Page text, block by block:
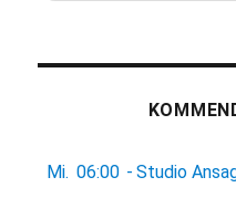
Mi. 06:00 - Studio